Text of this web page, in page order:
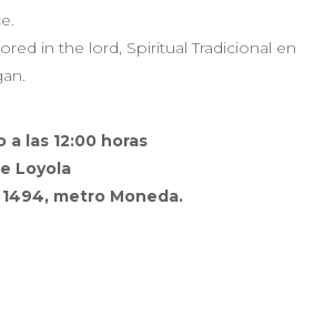
in the lord, Spiritual Tradicional en
a las 12:00 horas
Loyola
metro Moneda.